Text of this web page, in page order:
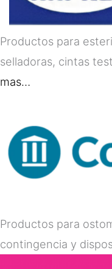
Productos para
selladoras, cintas
mas…
Productos para
contingencia y